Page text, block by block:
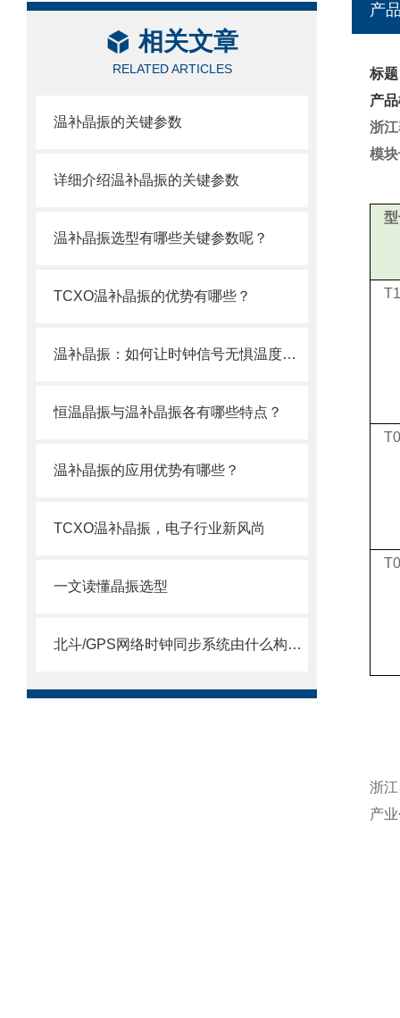
相关文章
RELATED ARTICLES
温补晶振的关键参数
详细介绍温补晶振的关键参数
温补晶振选型有哪些关键参数呢？
TCXO温补晶振的优势有哪些？
温补晶振：如何让时钟信号无惧温度波动？
恒温晶振与温补晶振各有哪些特点？
温补晶振的应用优势有哪些？
TCXO温补晶振，电子行业新风尚
一文读懂晶振选型
北斗/GPS网络时钟同步系统由什么构成？
产
标
产
浙
模
浙
产